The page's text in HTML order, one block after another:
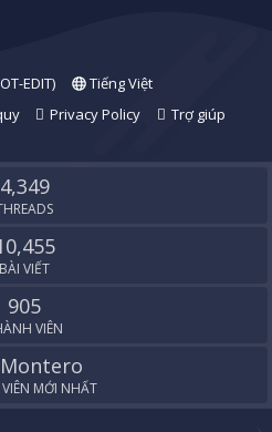
EDIT)
Tiếng Việt
Privacy Policy
Trợ giúp
4,349
BÀI VIẾT
905
VIÊN
MỚI NHẤT